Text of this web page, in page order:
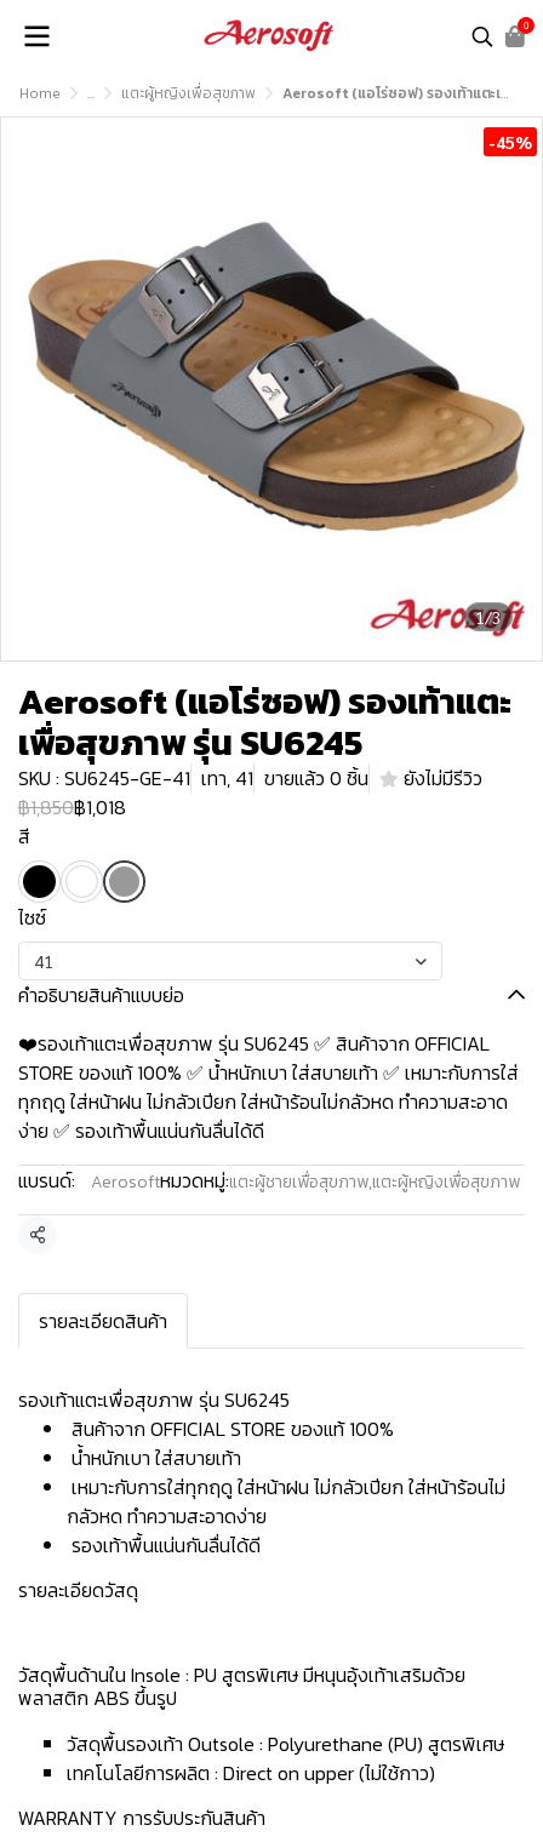
0
Home ... แตะผู้หญิงเพื่อสุขภาพ Aerosoft (แอโร่ซอฟ) รองเท้าแตะเพื่อสุขภาพ รุ่น SU6245
1/3
-45%
Aerosoft (แอโร่ซอฟ) รองเท้าแตะ
เพื่อสุขภาพ รุ่น SU6245
SKU : SU6245-GE-41 เทา, 41 ขายแล้ว 0 ชิ้น
ยังไม่มีรีวิว
฿1,850฿1,018
สี
ไซซ์
41
คำอธิบายสินค้าแบบย่อ
❤️รองเท้าแตะเพื่อสุขภาพ รุ่น SU6245 ✅ สินค้าจาก OFFICIAL
STORE ของแท้ 100% ✅ น้ำหนักเบา ใส่สบายเท้า ✅ เหมาะกับการใส่
ทุกฤดู ใส่หน้าฝน ไม่กลัวเปียก ใส่หน้าร้อนไม่กลัวหด ทำความสะอาด
ง่าย ✅ รองเท้าพื้นแน่นกันลื่นได้ดี
แบรนด์:
Aerosoftหมวดหมู่:แตะผู้ชายเพื่อสุขภาพ,แตะผู้หญิงเพื่อสุขภาพ
แชร์
รายละเอียดสินค้า
รองเท้าแตะเพื่อสุขภาพ รุ่น SU6245
สินค้าจาก OFFICIAL STORE ของแท้ 100%
น้ำหนักเบา ใส่สบายเท้า
เหมาะกับการใส่ทุกฤดู ใส่หน้าฝน ไม่กลัวเปียก ใส่หน้าร้อนไม่
กลัวหด ทำความสะอาดง่าย
รองเท้าพื้นแน่นกันลื่นได้ดี
รายละเอียดวัสดุ
วัสดุพื้นด้านใน Insole : PU สูตรพิเศษ มีหนุนอุ้งเท้าเสริมด้วย
พลาสติก ABS ขึ้นรูป
วัสดุพื้นรองเท้า Outsole : Polyurethane (PU) สูตรพิเศษ
เทคโนโลยีการผลิต : Direct on upper (ไม่ใช้กาว)
WARRANTY การรับประกันสินค้า